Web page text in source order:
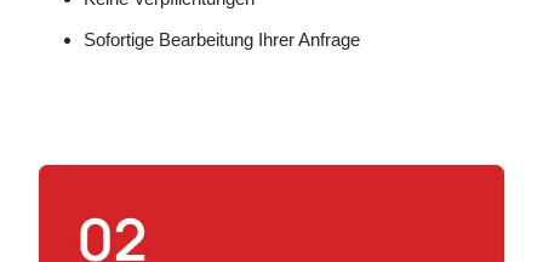
Sofortige Bearbeitung Ihrer Anfrage